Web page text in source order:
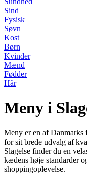
Sind
Fysisk
Søvn
Kost
Børn
Kvinder
Mænd
Fødder
Hår
Meny i
Meny er en af Danmarks
for sit brede udvalg af
Slagelse finder du en
kædens høje standarder
shoppingoplevelse.